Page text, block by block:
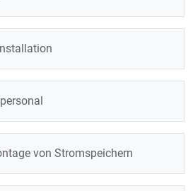
von Stromspeichern